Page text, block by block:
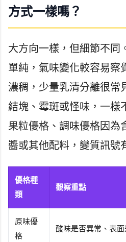
方式一樣嗎？
大方向一樣，但細節不同
單純，氣味變化較容易察
濃稠，少量乳清分離很常
結塊、霉斑或怪味，一樣
果粒優格、調味優格因為
醬或其他配料，變質訊號
優格種
類
觀察重點
原味優
格
酸味是否異常、表